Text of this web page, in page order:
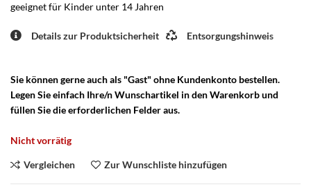
geeignet für Kinder unter 14 Jahren
Details zur Produktsicherheit Entsorgungshinweis
Sie können gerne auch als "Gast" ohne Kundenkonto bestellen.
Legen Sie einfach Ihre/n Wunschartikel in den Warenkorb und
füllen Sie die erforderlichen Felder aus.
Nicht vorrätig
Vergleichen Zur Wunschliste hinzufügen